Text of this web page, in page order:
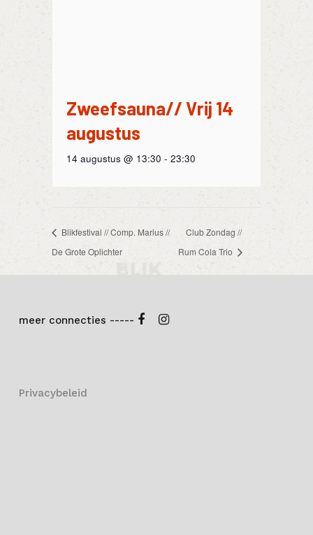
Zweefsauna// Vrij 14
augustus
14 augustus @ 13:30 - 23:30
Blikfestival // Comp. Marius //
De Grote Oplichter
Club Zondag //
Rum Cola Trio
meer connecties -----
Privacybeleid